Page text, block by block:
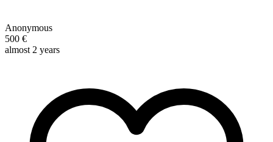
Anonymous
500 €
almost 2 years